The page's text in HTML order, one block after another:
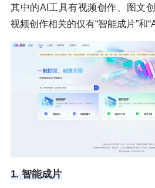
其中的AI工具有视频创作、图文
视频创作相关的仅有“智能成片”和
1. 智能成片